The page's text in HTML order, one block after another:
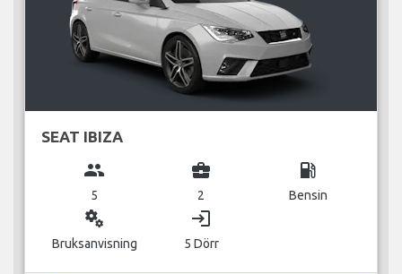
SEAT IBIZA
group
5
business_center
2
local_gas_station
Bensin
miscellaneous_services
Bruksanvisning
login
5 Dörr